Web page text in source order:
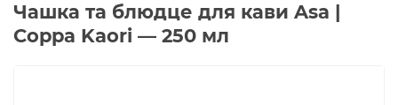
Чашка та блюдце для кави Asa |
Coppa Kaori — 250 мл